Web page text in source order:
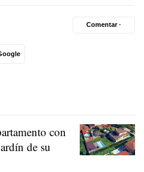
Comentar ·
con
de su